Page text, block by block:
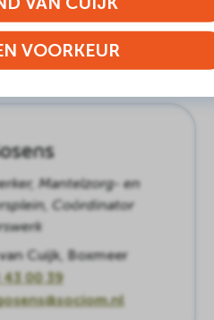
06-13 35 40 94
Mantelzorg- en
Coördinator
Cuijk, Boxmeer
43 00 39
VOORKEUR